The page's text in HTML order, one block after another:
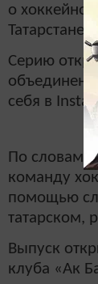
о
Серию
себя в
По словам
команду
помощью
татарском,
Выпуск
клуба «Ак